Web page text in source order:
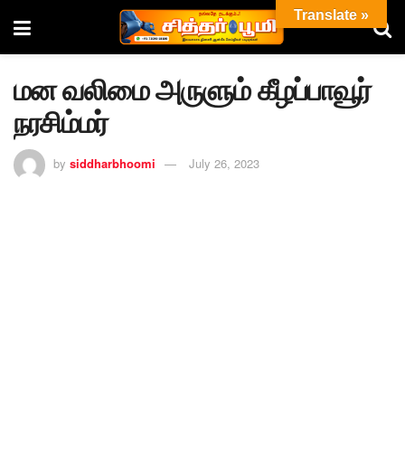
மன வலிமை அருளும் கீழப்பாவூர்
நரசிம்மர்
by siddharbhoomi July 26, 2023
Translate »